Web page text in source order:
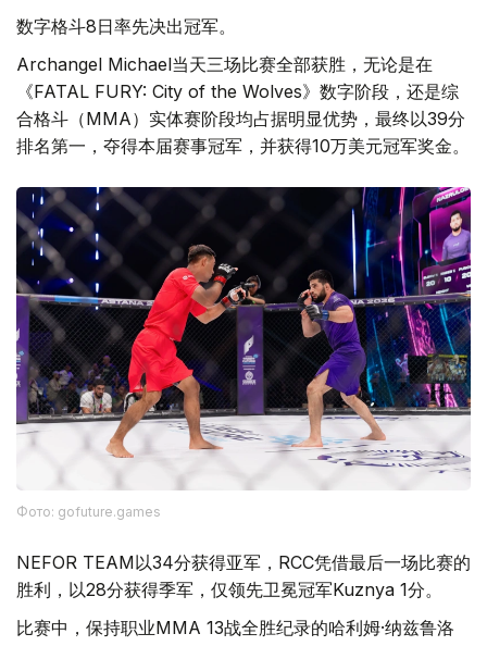
数字格斗8日率先决出冠军。
Archangel Michael当天三场比赛全部获胜，无论是在
《FATAL FURY: City of the Wolves》数字阶段，还是综
合格斗（MMA）实体赛阶段均占据明显优势，最终以39分
排名第一，夺得本届赛事冠军，并获得10万美元冠军奖金。
Фото: gofuture.games
NEFOR TEAM以34分获得亚军，RCC凭借最后一场比赛的
胜利，以28分获得季军，仅领先卫冕冠军Kuznya 1分。
比赛中，保持职业MMA 13战全胜纪录的哈利姆·纳兹鲁洛